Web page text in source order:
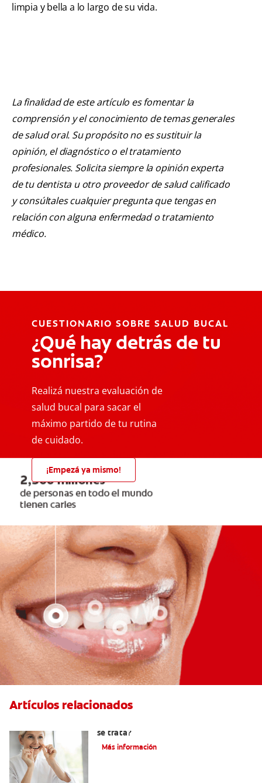
limpia y bella a lo largo de su vida.
La finalidad de este artículo es fomentar la
comprensión y el conocimiento de temas generales
de salud oral. Su propósito no es sustituir la
opinión, el diagnóstico o el tratamiento
profesionales. Solicita siempre la opinión experta
de tu dentista u otro proveedor de salud calificado
y consúltales cualquier pregunta que tengas en
relación con alguna enfermedad o tratamiento
médico.
CUESTIONARIO SOBRE SALUD BUCAL
¿Qué hay detrás de tu
sonrisa?
Realizá nuestra evaluación de
salud bucal para sacar el
máximo partido de tu rutina
de cuidado.
¡Empezá ya mismo!
Artículos relacionados
se trata?
Más información